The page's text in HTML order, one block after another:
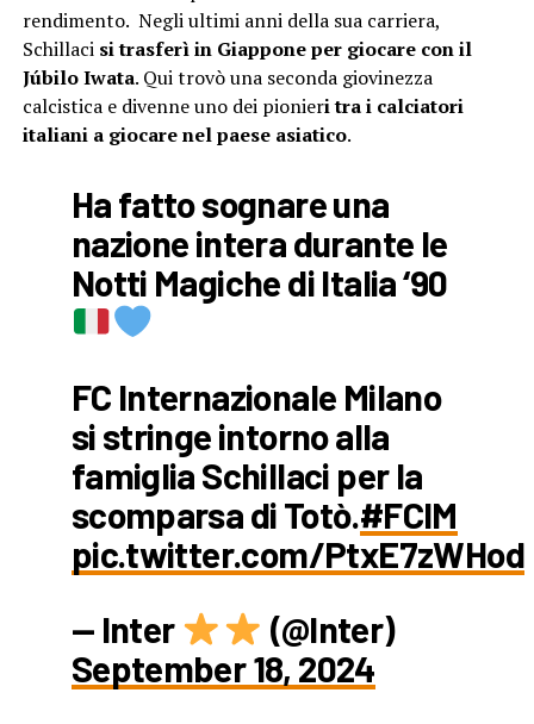
rendimento. Negli ultimi anni della sua carriera,
Schillacisi trasferì in Giappone per giocare con il
Júbilo Iwata. Qui trovò una seconda giovinezza
calcistica e divenne uno dei pionieri tra i calciatori
italiani a giocare nel paese asiatico.
Ha fatto sognare una
nazione intera durante le
Notti Magiche di Italia ‘90
FC Internazionale Milano
si stringe intorno alla
famiglia Schillaci per la
scomparsa di Totò.#FCIM
pic.twitter.com/PtxE7zWHod
— Inter
(@Inter)
September 18, 2024